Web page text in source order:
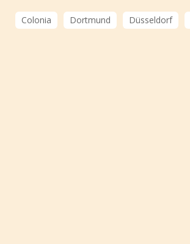
Colonia Dortmund Düsseldorf